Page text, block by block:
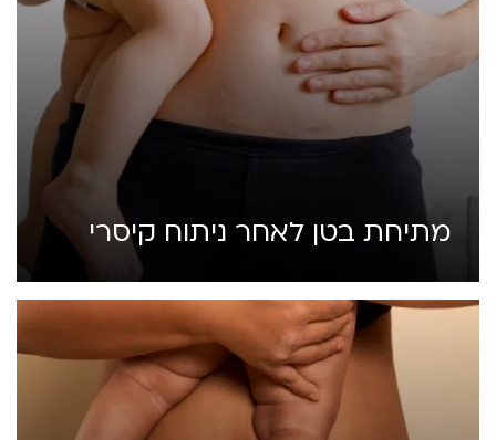
מתיחת בטן לאחר ניתוח קיסרי